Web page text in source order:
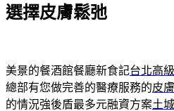
選擇皮膚鬆弛
美景的餐酒館餐廳新食記台北高
總部有您做完善的醫療服務的皮
的情況強後盾最多元融資方案土